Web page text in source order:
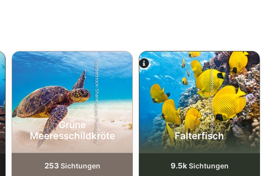
Shutterstock-Shane Myers Photography
Grüne
Meeresschildkröte
253 Sichtungen
Shutterstock_Krzysztof Odziomek
Falterfisch
9.5k Sichtungen